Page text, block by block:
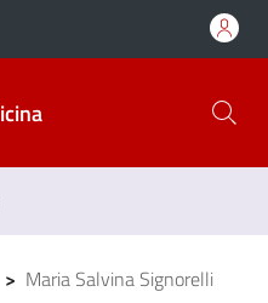
> Maria Salvina Signorelli